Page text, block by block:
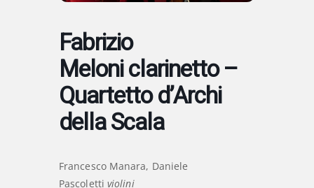
Fabrizio
Meloni clarinetto –
Quartetto d’Archi
della Scala
Francesco Manara, Daniele
Pascoletti violini